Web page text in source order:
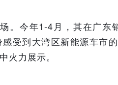
。今年1-4月，其在广东
受到大湾区新能源车市
火力展示。